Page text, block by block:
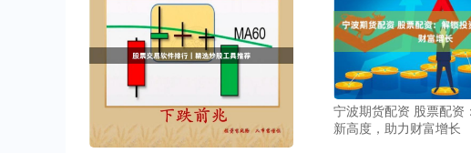
宁波期货配资 股票配资
新高度，助力财富增长